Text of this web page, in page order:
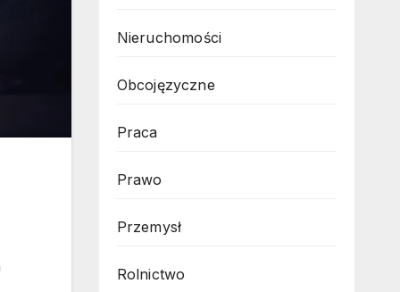
Nieruchomości
Obcojęzyczne
Praca
Prawo
Przemysł
Rolnictwo